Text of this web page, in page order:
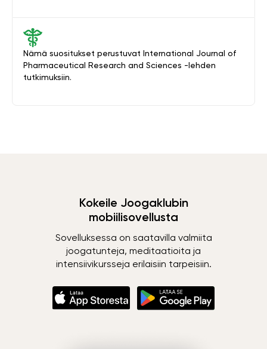
Nämä suositukset perustuvat International Journal of
Pharmaceutical Research and Sciences -lehden
tutkimuksiin.
Kokeile Joogaklubin
mobiilisovellusta
Sovelluksessa on saatavilla valmiita
joogatunteja, meditaatioita ja
intensiivikursseja erilaisiin tarpeisiin.